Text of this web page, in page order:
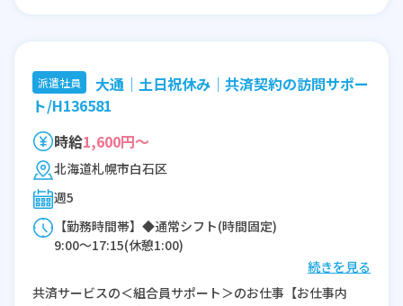
派遣社員
大通｜土日祝休み｜共済契約の訪問サポー
ト/H136581
時給1,600円～
北海道札幌市白石区
週5
【勤務時間帯】◆通常シフト(時間固定)
9:00〜17:15(休憩1:00)
続きを見る
共済サービスの＜組合員サポート＞のお仕事【お仕事内